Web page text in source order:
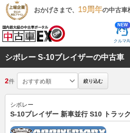
おかげさまで、 19周年の中古車
NEW
クルマAI
シボレー S-10ブレイザーの中古車
2件 絞り込む
シボレー
S-10ブレイザー 新車並行 S10 トラック